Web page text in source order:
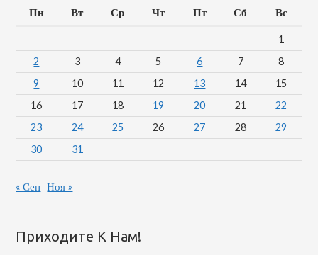
Пн Вт Ср Чт Пт Сб Вс
1
2
3 4 5 6 7
8
9
10 11 12 13 14
15
16
17 18 19 20 21
22
23
24 25 26 27 28
29
30
31
« Сен Ноя »
Приходите К Нам!